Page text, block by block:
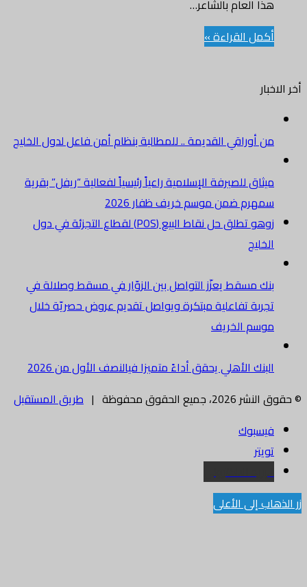
هذا العام بالشاعر…
أكمل القراءة »
أخر الاخبار
من أوراقي القديمة .. للمطالبة بنظام أمن فاعل لدول الخليج
ميثاق للصيرفة الإسلامية راعياً رئيسياً لفعالية “ريفل” بقرية
سمهرم ضمن موسم خريف ظفار 2026
زوهو تطلق حل نقاط البيع (POS) لقطاع التجزئة في دول
الخليج
بنك مسقط يعزّز التواصل بين الزوّار في مسقط وصلالة في
تجربة تفاعلية مبتكرة ويواصل تقديم عروض حصريّة خلال
موسم الخريف
البنك الأهلي يحقق أداءً متميزا فيالنصف الأول من 2026
© حقوق النشر 2026، جميع الحقوق محفوظة |
طريق المستقبل
فيسبوك
تويتر
البريد الالكتروني
زر الذهاب إلى الأعلى